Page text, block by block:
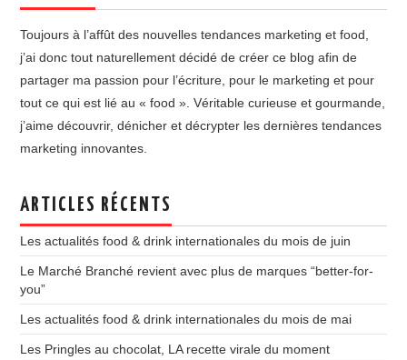
Toujours à l’affût des nouvelles tendances marketing et food,
j’ai donc tout naturellement décidé de créer ce blog afin de
partager ma passion pour l’écriture, pour le marketing et pour
tout ce qui est lié au « food ». Véritable curieuse et gourmande,
j’aime découvrir, dénicher et décrypter les dernières tendances
marketing innovantes.
ARTICLES RÉCENTS
Les actualités food & drink internationales du mois de juin
Le Marché Branché revient avec plus de marques “better-for-
you”
Les actualités food & drink internationales du mois de mai
Les Pringles au chocolat, LA recette virale du moment